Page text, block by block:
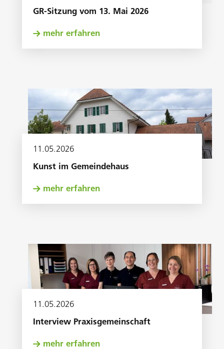
GR-Sitzung vom 13. Mai 2026
mehr erfahren
11 .05.2026
Kunst im Gemeindehaus
mehr erfahren
11 .05.2026
Interview Praxisgemeinschaft
mehr erfahren